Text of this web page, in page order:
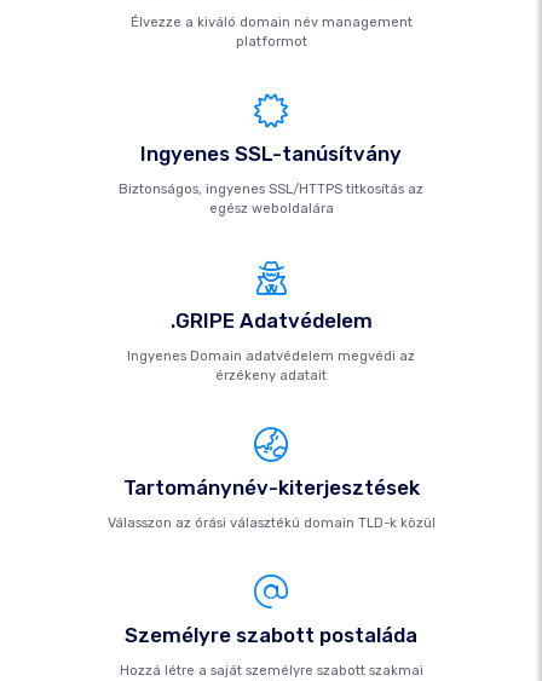
Élvezze a kiváló domain név management
platformot
Ingyenes SSL-tanúsítvány
Biztonságos, ingyenes SSL/HTTPS titkosítás az
egész weboldalára
.GRIPE Adatvédelem
Ingyenes Domain adatvédelem megvédi az
érzékeny adatait
Tartománynév-kiterjesztések
Válasszon az órási választékú domain TLD-k közül
Személyre szabott postaláda
Hozzá létre a saját személyre szabott szakmai